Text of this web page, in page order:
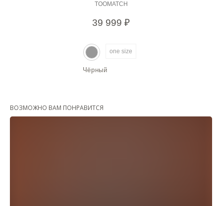
TOOMATCH
39 999 ₽
Чёрный
one size
ВОЗМОЖНО ВАМ ПОНРАВИТСЯ